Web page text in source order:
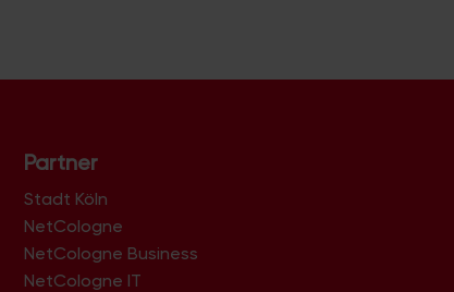
Partner
Stadt Köln
NetCologne
NetCologne Business
NetCologne IT